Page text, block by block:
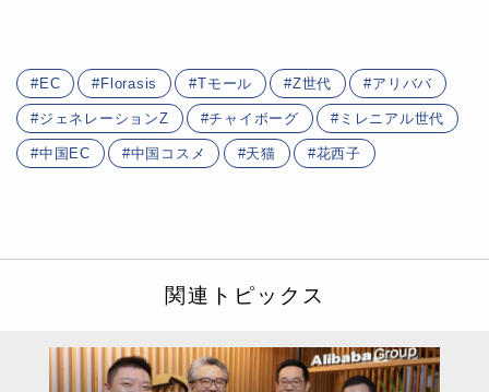
EC Florasis Tモール Z世代 アリババ
ジェネレーションZ チャイボーグ ミレニアル世代
中国EC 中国コスメ 天猫 花西子
関連トピックス